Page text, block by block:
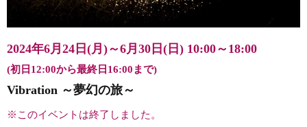
2024年6月24日(月)～6月30日(日) 10:00～18:00
(初日12:00から最終日16:00まで)
Vibration ～夢幻の旅～
※このイベントは終了しました。